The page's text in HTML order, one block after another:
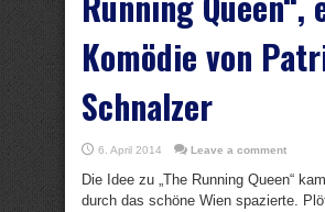
Komödie von
Schnalzer
6. April 2014 Leave a comment
Die Idee zu „The Running Queen“
durch das schöne Wien spazierte.